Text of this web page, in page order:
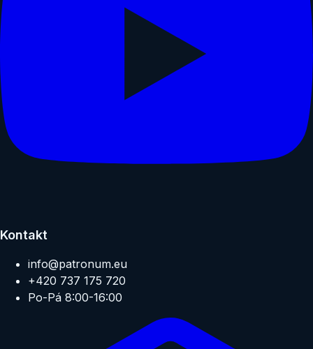
Kontakt
info@patronum.eu
+420 737 175 720
Po-Pá 8:00-16:00